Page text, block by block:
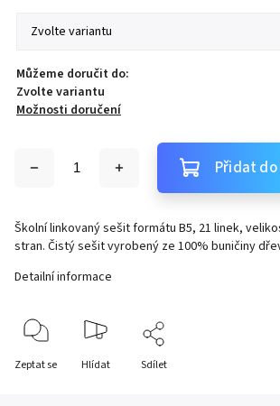
Můžeme doručit do:
Zvolte variantu
Možnosti doručení
Přidat do
Školní linkovaný sešit formátu B5, 21 linek,
stran. Čistý sešit vyrobený ze 100% buničiny
Detailní informace
Zeptat se Hlídat Sdílet